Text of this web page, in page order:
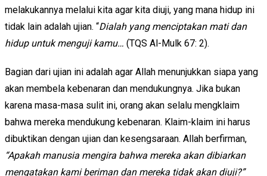
melakukannya melalui kita agar kita diuji, yang mana hidup ini
tidak lain adalah ujian. “Dialah yang menciptakan mati dan
hidup untuk menguji kamu… (TQS Al-Mulk 67: 2).
Bagian dari ujian ini adalah agar Allah menunjukkan siapa yang
akan membela kebenaran dan mendukungnya. Jika bukan
karena masa-masa sulit ini, orang akan selalu mengklaim
bahwa mereka mendukung kebenaran. Klaim-klaim ini harus
dibuktikan dengan ujian dan kesengsaraan. Allah berfirman,
“Apakah manusia mengira bahwa mereka akan dibiarkan
mengatakan kami beriman dan mereka tidak akan diuji?”